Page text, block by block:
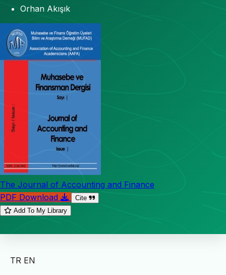
Orhan Akışık
The Journal of Accounting and Finance
PDF Download
Cite
Add To My Library
TR EN